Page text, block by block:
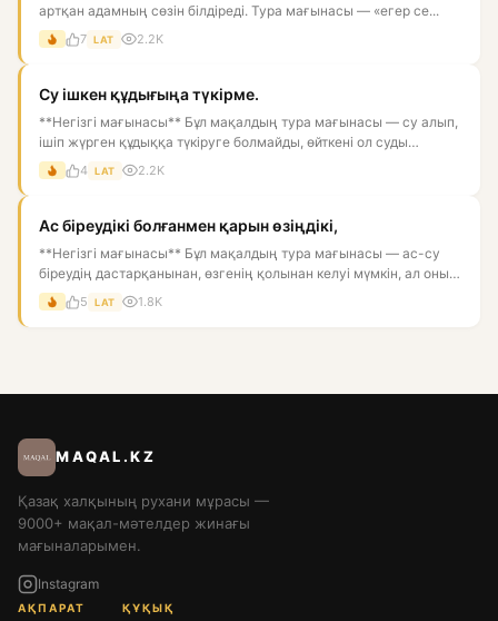
артқан адамның сөзін білдіреді. Тура мағынасы — «егер се...
7 LAT 2.2K
Су ішкен құдығыңа түкірме.
**Негізгі мағынасы** Бұл мақалдың тура мағынасы — су алып,
ішіп жүрген құдыққа түкіруге болмайды, өйткені ол суды
ластай...
4 LAT 2.2K
Ас біреудікі болғанмен қарын өзіңдікі,
**Негізгі мағынасы** Бұл мақалдың тура мағынасы — ас-су
біреудің дастарқанынан, өзгенің қолынан келуі мүмкін, ал оны
қор...
5 LAT 1.8K
MAQAL.KZ
Қазақ халқының рухани мұрасы —
9000+ мақал-мәтелдер жинағы
мағыналарымен.
Instagram
АҚПАРАТ ҚҰҚЫҚ